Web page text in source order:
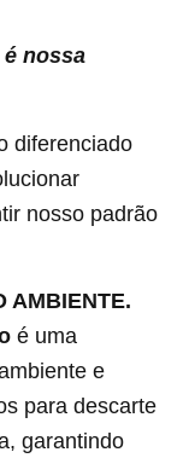
nossa
diferenciado
nosso padrão
AMBIENTE.
é uma
e
para descarte
garantindo